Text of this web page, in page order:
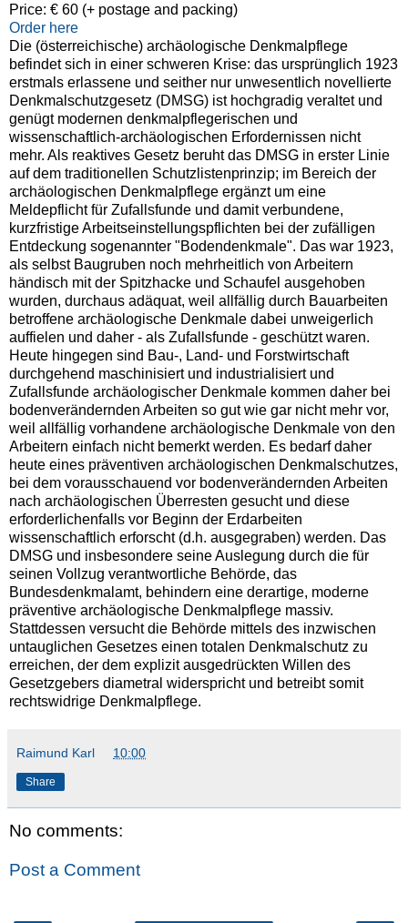
Price: € 60 (+ postage and packing)
Order here
Die (österreichische) archäologische Denkmalpflege
befindet sich in einer schweren Krise: das ursprünglich 1923
erstmals erlassene und seither nur unwesentlich novellierte
Denkmalschutzgesetz (DMSG) ist hochgradig veraltet und
genügt modernen denkmalpflegerischen und
wissenschaftlich-archäologischen Erfordernissen nicht
mehr. Als reaktives Gesetz beruht das DMSG in erster Linie
auf dem traditionellen Schutzlistenprinzip; im Bereich der
archäologischen Denkmalpflege ergänzt um eine
Meldepflicht für Zufallsfunde und damit verbundene,
kurzfristige Arbeitseinstellungspflichten bei der zufälligen
Entdeckung sogenannter "Bodendenkmale". Das war 1923,
als selbst Baugruben noch mehrheitlich von Arbeitern
händisch mit der Spitzhacke und Schaufel ausgehoben
wurden, durchaus adäquat, weil allfällig durch Bauarbeiten
betroffene archäologische Denkmale dabei unweigerlich
auffielen und daher - als Zufallsfunde - geschützt waren.
Heute hingegen sind Bau-, Land- und Forstwirtschaft
durchgehend maschinisiert und industrialisiert und
Zufallsfunde archäologischer Denkmale kommen daher bei
bodenverändernden Arbeiten so gut wie gar nicht mehr vor,
weil allfällig vorhandene archäologische Denkmale von den
Arbeitern einfach nicht bemerkt werden. Es bedarf daher
heute eines präventiven archäologischen Denkmalschutzes,
bei dem vorausschauend vor bodenverändernden Arbeiten
nach archäologischen Überresten gesucht und diese
erforderlichenfalls vor Beginn der Erdarbeiten
wissenschaftlich erforscht (d.h. ausgegraben) werden. Das
DMSG und insbesondere seine Auslegung durch die für
seinen Vollzug verantwortliche Behörde, das
Bundesdenkmalamt, behindern eine derartige, moderne
präventive archäologische Denkmalpflege massiv.
Stattdessen versucht die Behörde mittels des inzwischen
untauglichen Gesetzes einen totalen Denkmalschutz zu
erreichen, der dem explizit ausgedrückten Willen des
Gesetzgebers diametral widerspricht und betreibt somit
rechtswidrige Denkmalpflege.
Raimund Karl 10:00
Share
No comments:
Post a Comment